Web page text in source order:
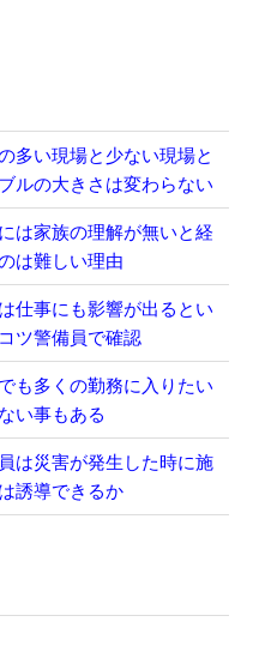
多い現場と少ない現場と
ルの大きさは変わらない
は家族の理解が無いと経
は難しい理由
仕事にも影響が出るとい
ツ警備員で確認
も多くの勤務に入りたい
い事もある
は災害が発生した時に施
誘導できるか